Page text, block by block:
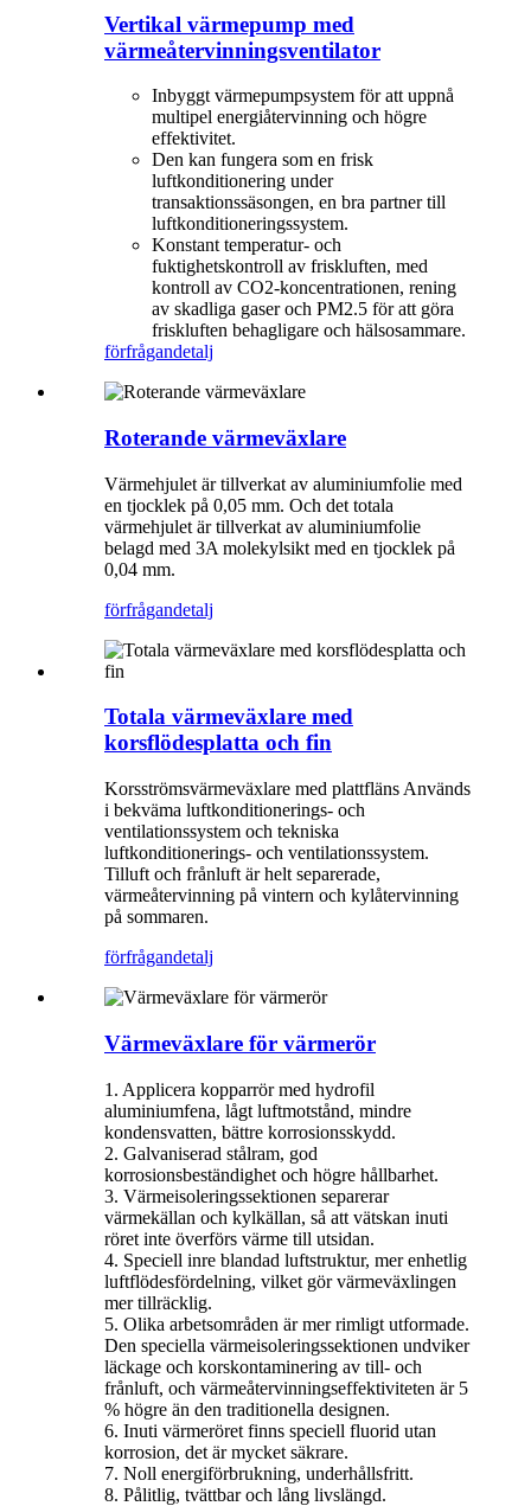
Vertikal värmepump med
värmeåtervinningsventilator
Inbyggt värmepumpsystem för att uppnå
multipel energiåtervinning och högre
effektivitet.
Den kan fungera som en frisk
luftkonditionering under
transaktionssäsongen, en bra partner till
luftkonditioneringssystem.
Konstant temperatur- och
fuktighetskontroll av friskluften, med
kontroll av CO2-koncentrationen, rening
av skadliga gaser och PM2.5 för att göra
friskluften behagligare och hälsosammare.
förfrågandetalj
Roterande värmeväxlare
Värmehjulet är tillverkat av aluminiumfolie med
en tjocklek på 0,05 mm. Och det totala
värmehjulet är tillverkat av aluminiumfolie
belagd med 3A molekylsikt med en tjocklek på
0,04 mm.
förfrågandetalj
Totala värmeväxlare med
korsflödesplatta och fin
Korsströmsvärmeväxlare med plattfläns Används
i bekväma luftkonditionerings- och
ventilationssystem och tekniska
luftkonditionerings- och ventilationssystem.
Tilluft och frånluft är helt separerade,
värmeåtervinning på vintern och kylåtervinning
på sommaren.
förfrågandetalj
Värmeväxlare för värmerör
1. Applicera kopparrör med hydrofil
aluminiumfena, lågt luftmotstånd, mindre
kondensvatten, bättre korrosionsskydd.
2. Galvaniserad stålram, god
korrosionsbeständighet och högre hållbarhet.
3. Värmeisoleringssektionen separerar
värmekällan och kylkällan, så att vätskan inuti
röret inte överförs värme till utsidan.
4. Speciell inre blandad luftstruktur, mer enhetlig
luftflödesfördelning, vilket gör värmeväxlingen
mer tillräcklig.
5. Olika arbetsområden är mer rimligt utformade.
Den speciella värmeisoleringssektionen undviker
läckage och korskontaminering av till- och
frånluft, och värmeåtervinningseffektiviteten är 5
% högre än den traditionella designen.
6. Inuti värmeröret finns speciell fluorid utan
korrosion, det är mycket säkrare.
7. Noll energiförbrukning, underhållsfritt.
8. Pålitlig, tvättbar och lång livslängd.